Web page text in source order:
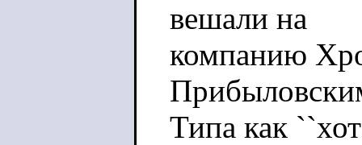
вешали на
компанию
Типа как